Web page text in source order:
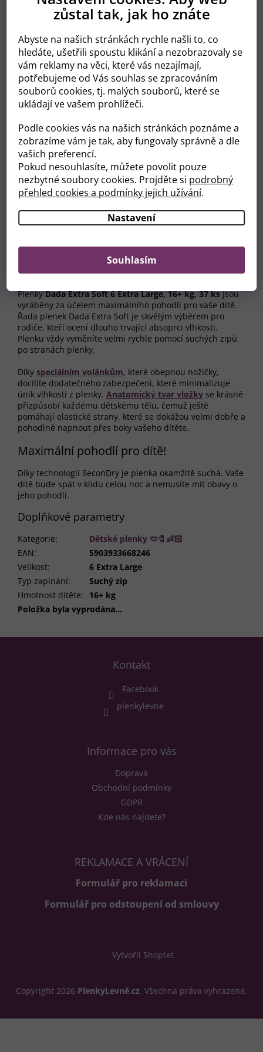
zůstal tak, jak ho znáte
Abyste na našich stránkách rychle našli to, co
hledáte, ušetřili spoustu klikání a nezobrazovaly se
vám reklamy na věci, které vás nezajímají,
potřebujeme od Vás souhlas se zpracováním
souborů cookies, tj. malých souborů, které se
ukládají ve vašem prohlížeči.
Podle cookies vás na našich stránkách poznáme a
zobrazíme vám je tak, aby fungovaly správně a dle
vašich preferencí.
Pokud nesouhlasíte, můžete povolit pouze
nezbytné soubory cookies. Projděte si podrobný
přehled cookies a podmínky jejich užívání.
Nastavení
Souhlasím
Velmi měkká vnitřní vrstva s výtažkem z aloe vera
Suché zipy - lehká výměna plenky
Rychlý a rovnoměrný odvod vlhkosti
Dlouho trvající absorpce - vydrží celou noc
Skvělá technologie pro okamžitou
suchost a dlouhotrvající absoprci
Díkyanatomickému tvaru absorpční vložkya
elastickému zapínáníse plenka dokonale
dítěte a poskytuje mu naprostou volnost pohybu.
Dlouhotrvající suchost plenky umožňuje vašemu dítěti
spát celou noc.
TechnologieSeconDry
vnitřní stranu plenky a udržuje ji mimo pokožku dítěte.
Dlouho trvající absorpci zaručuje technologie
LongLasting Wetlock, která dokáže pohltit obrovské
množství vlhkosti a zaručí dlouhodobé pohodlí dítěte.
TechnologieQuick Liquid Attractionzaručuje rychlý a
rovnoměrný rozvod vlhkosti.
Super absorpční a pohodlné
PlenkyDada Extra Soft 6 Extra Large, 16+ kg, 37 ksjsou
vyráběny za účelem maximálního pohodlí pro vaše dítě.
Řada plenek Dada Extra Soft je skvělým výběrem pro
rodiče, kteří ocení dlouho trvající absoprci vlhkosti.
Plenku vždy vyměníte velmi rychle pomocí suchých zipů
po stranách plenky.
Díky speciálním volánkům, které obepnou nožičky,
docílíte dodatečného zabezpečení, které minimalizuje
únik vlhkosti z plenky. Anatomický tvar vložky se krásně
přizpůsobí každému dětskému tělu, čemuž ještě
pomáhají elastické strany, které se dokážou velmi dobře a
pohodlně napnout přes boky vašeho dítěte.
Maximální pohodlí pro dítě!
Díky technologii SeconDry je plenka okamžitě suchá. Vaše
dítě bude spát v klidu celou noc a nemusíte mít obavy o
jeho pohodlí.
Doplňkové parametry
Kategorie:
Dětské plenky 🩲🧷👶🏻
EAN:
5903933668246
Velikost:
6 Extra Large
Typ zapínání:
Suchý zip
Hmotnost dítěte:
16+ kg
Položka byla vyprodána…
Z
Kontakt
Facebook
plenkylevne
Informace pro vás
Doprava
Obchodní podmínky
GDPR
Kde nás najdete?
REKLAMACE A VRÁCENÍ
Formulář pro reklamaci
Formulář pro odstoupení od smlouvy
Vytvořil Shoptet
Copyright 2026 PlenkyLevně.cz. Všechna práva vyhrazena.